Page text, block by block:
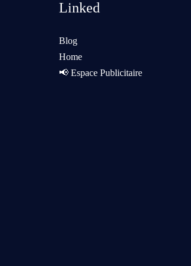
Linked
Blog
Home
📢 Espace Publicitaire